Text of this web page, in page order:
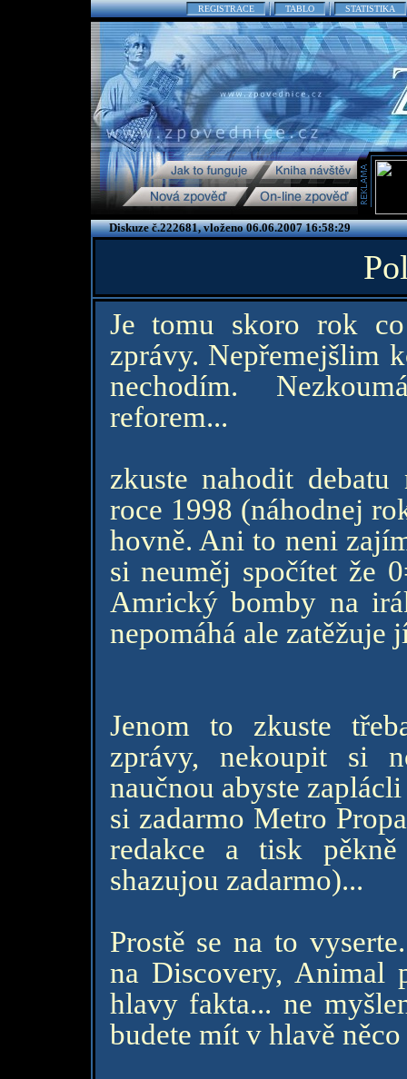
REGISTRACE TABLO STATISTIKA
Diskuze č.222681, vloženo 06.06.2007 16:58:29
Je tomu skoro rok
zprávy. Nepřemejšlim
nechodím.
reforem...
zkuste nahodit
roce 1998 (náhodnej
hovně. Ani to neni
si neuměj spočítet že
Amrický bomby na
nepomáhá ale zatěžuje
Jenom to zkuste
zprávy, nekoupit si
naučnou abyste
si zadarmo Metro
redakce a tisk
shazujou zadarmo)...
Prostě se na to
na Discovery, Animal
hlavy fakta... ne
budete mít v hlavě